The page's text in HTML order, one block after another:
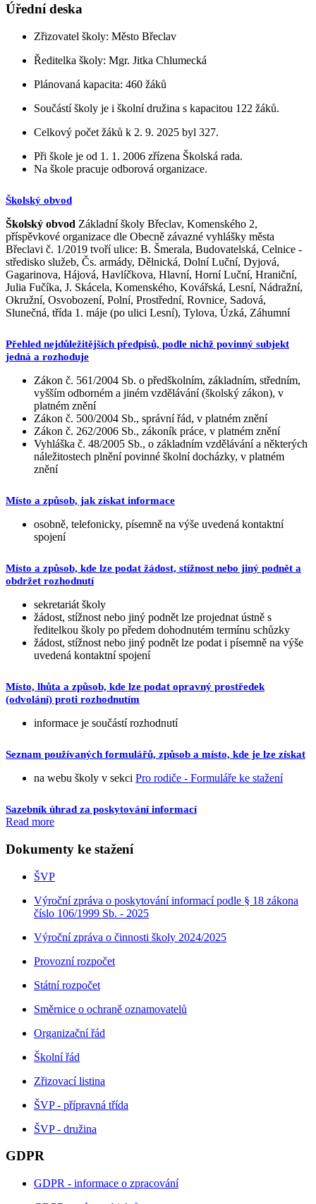
Úřední deska
Zřizovatel školy: Město Břeclav
Ředitelka školy: Mgr. Jitka Chlumecká
Plánovaná kapacita: 460 žáků
Součástí školy je i školní družina s kapacitou 122 žáků.
Celkový počet žáků k 2. 9. 2025 byl 327.
Při škole je od 1. 1. 2006 zřízena Školská rada.
Na škole pracuje odborová organizace.
Školský obvod
Školský obvod Základní školy Břeclav, Komenského 2,
příspěvkové organizace dle Obecně závazné vyhlášky města
Břeclavi č. 1/2019 tvoří ulice: B. Šmerala, Budovatelská, Celnice -
středisko služeb, Čs. armády, Dělnická, Dolní Luční, Dyjová,
Gagarinova, Hájová, Havlíčkova, Hlavní, Horní Luční, Hraniční,
Julia Fučíka, J. Skácela, Komenského, Kovářská, Lesní, Nádražní,
Okružní, Osvobození, Polní, Prostřední, Rovnice, Sadová,
Slunečná, třída 1. máje (po ulici Lesní), Tylova, Úzká, Záhumní
Přehled nejdůležitějších předpisů, podle nichž povinný subjekt
jedná a rozhoduje
Zákon č. 561/2004 Sb. o předškolním, základním, středním,
vyšším odborném a jiném vzdělávání (školský zákon), v
platném znění
Zákon č. 500/2004 Sb., správní řád, v platném znění
Zákon č. 262/2006 Sb., zákoník práce, v platném znění
Vyhláška č. 48/2005 Sb., o základním vzdělávání a některých
náležitostech plnění povinné školní docházky, v platném
znění
Místo a způsob, jak získat informace
osobně, telefonicky, písemně na výše uvedená kontaktní
spojení
Místo a způsob, kde lze podat žádost, stížnost nebo jiný podnět a
obdržet rozhodnutí
sekretariát školy
žádost, stížnost nebo jiný podnět lze projednat ústně s
ředitelkou školy po předem dohodnutém termínu schůzky
žádost, stížnost nebo jiný podnět lze podat i písemně na výše
uvedená kontaktní spojení
Místo, lhůta a způsob, kde lze podat opravný prostředek
(odvolání) proti rozhodnutím
informace je součástí rozhodnutí
Seznam používaných formulářů, způsob a místo, kde je lze získat
na webu školy v sekci Pro rodiče - Formuláře ke stažení
Sazebník úhrad za poskytování informací
Read more
Dokumenty ke stažení
ŠVP
Výroční zpráva o poskytování informací podle § 18 zákona
číslo 106/1999 Sb. - 2025
Výroční zpráva o činnosti školy 2024/2025
Provozní rozpočet
Státní rozpočet
Směrnice o ochraně oznamovatelů
Organizační řád
Školní řád
Zřizovací listina
ŠVP - přípravná třída
ŠVP - družina
GDPR
GDPR - informace o zpracování